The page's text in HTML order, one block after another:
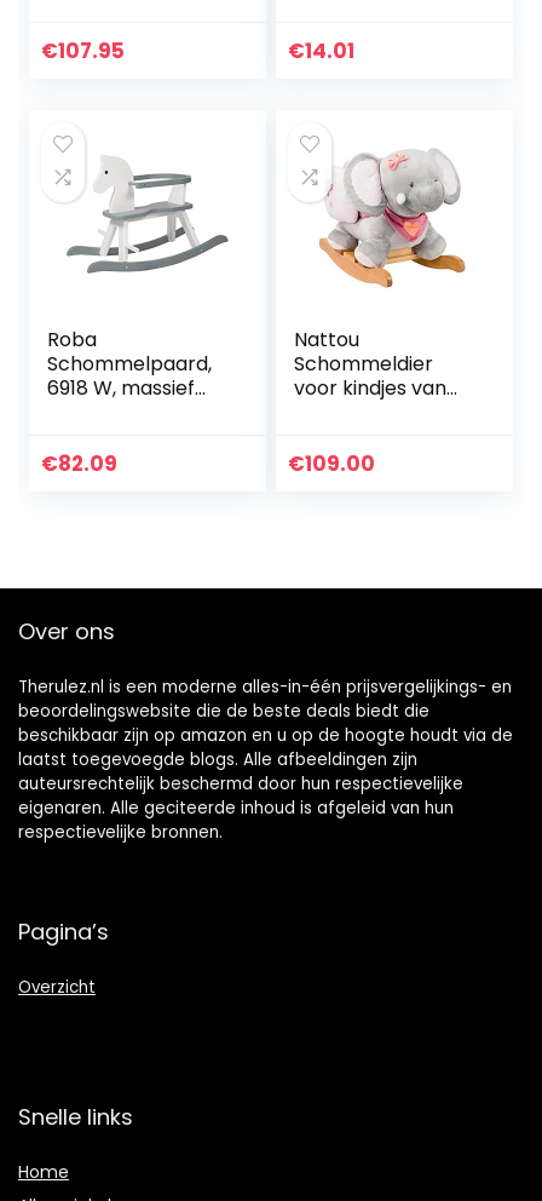
€107.95
klinkende
€14.01
Roba
Schommelpaard,
6918 W, massief
meegroeiend voor
€82.09
Nattou
Schommeldier
voor kindjes van
52 cm, roze/grijs,
€109.00
Over ons
Therulez.nl is een moderne alles-in-één prijsvergelijkings- en
beoordelingswebsite die de beste deals biedt die
beschikbaar zijn op amazon en u op de hoogte houdt via de
laatst toegevoegde blogs. Alle afbeeldingen zijn
auteursrechtelijk beschermd door hun respectievelijke
eigenaren. Alle geciteerde inhoud is afgeleid van hun
respectievelijke bronnen.
Pagina’s
Overzicht
Snelle links
Home